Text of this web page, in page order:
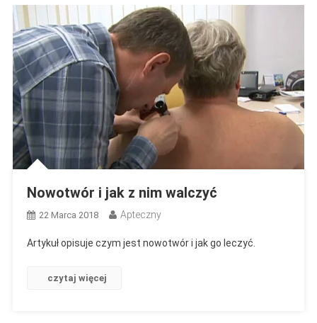
Nowotwór i jak z nim walczyć
22 Marca 2018 Apteczny
Artykuł opisuje czym jest nowotwór i jak go leczyć.
czytaj więcej